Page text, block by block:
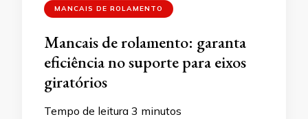
MANCAIS DE ROLAMENTO
Mancais de rolamento: garanta
eficiência no suporte para eixos
giratórios
Tempo de leitura 3 minutos